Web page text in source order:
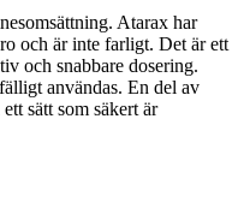
Atarax har
och är inte farligt. Det är ett
och snabbare dosering.
användas. En del av
sätt som säkert är